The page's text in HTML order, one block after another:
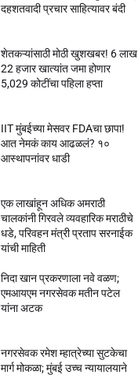
दहशतवादी प्रचार साहित्यावर बंदी
शेतकऱ्यांसाठी मोठी खुशखबर! 6 लाख
22 हजार खात्यांत जमा होणार
5,029 कोटींचा पहिला हप्ता
IIT मुंबईच्या मेसवर FDAचा छापा!
आत नेमकं काय आढळलं? १०
आस्थापनांवर धाडी
एक लाखांहून अधिक अमराठी
चालकांनी गिरवले व्यवहारिक मराठीचे
धडे, परिवहन मंत्री प्रताप सरनाईक
यांची माहिती
निदा खान प्रकरणाला नवे वळण;
एमआयएम नगरसेवक मतीन पटेल
यांना अटक
नगरसेवक रमेश म्हात्रेच्या सुटकेचा
मार्ग मोकळा; मुंबई उच्च न्यायालयाने